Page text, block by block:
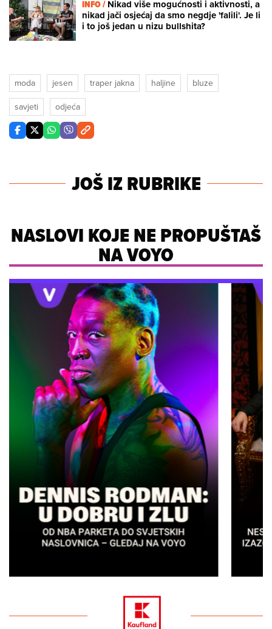
INFO /Nikad više mogućnosti i aktivnosti, a
nikad jači osjećaj da smo negdje 'falili'. Je li
i to još jedan u nizu bullshita?
moda jesen traper jakna haljine
bluze
savjeti
odjeća
JOŠ IZ RUBRIKE
NASLOVI KOJE NE PROPUŠTAŠ
NA VOYO